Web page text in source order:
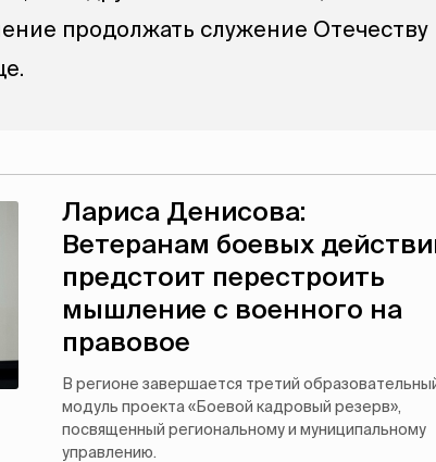
продолжать служение Отечеству
Лариса Денисова:
Ветеранам боевых
предстоит перестроить
мышление с военного на
правовое
В регионе завершается третий
модуль проекта «Боевой кадровый резерв»,
посвященный региональному и муниципальному
управлению.